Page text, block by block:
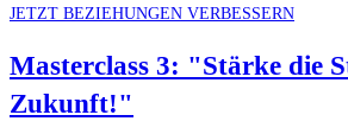
JETZT BEZIEHUNGEN VERBESSERN
Masterclass 3: "Stärke die
Zukunft!"